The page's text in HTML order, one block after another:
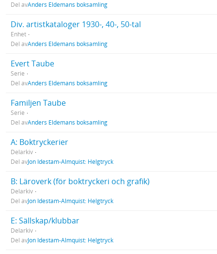
Del avAnders Eldemans boksamling
Div. artistkataloger 1930-, 40-, 50-tal
Enhet
Del avAnders Eldemans boksamling
Evert Taube
Serie
Del avAnders Eldemans boksamling
Familjen Taube
Serie
Del avAnders Eldemans boksamling
A: Boktryckerier
Delarkiv
Del avJon Idestam-Almquist: Helgtryck
B: Läroverk (för boktryckeri och grafik)
Delarkiv
Del avJon Idestam-Almquist: Helgtryck
E: Sällskap/klubbar
Delarkiv
Del avJon Idestam-Almquist: Helgtryck